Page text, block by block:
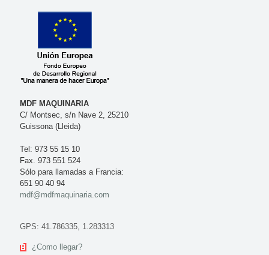
MDF MAQUINARIA
C/ Montsec, s/n Nave 2, 25210
Guissona (Lleida)
Tel: 973 55 15 10
Fax. 973 551 524
Sólo para llamadas a Francia:
651 90 40 94
mdf@mdfmaquinaria.com
GPS: 41.786335, 1.283313
¿Como llegar?